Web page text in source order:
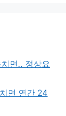
면.. 정상요
면 연간 24